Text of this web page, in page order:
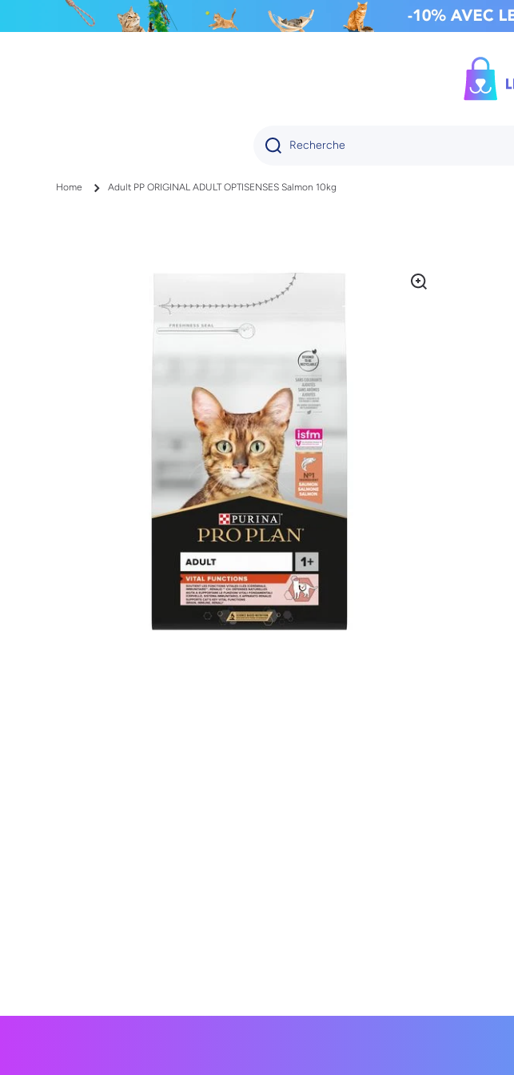
IGNORER ET PASSER AU CONTENU
Recherche
Home Adult PP ORIGINAL ADULT OPTISENSES Salmon 10kg